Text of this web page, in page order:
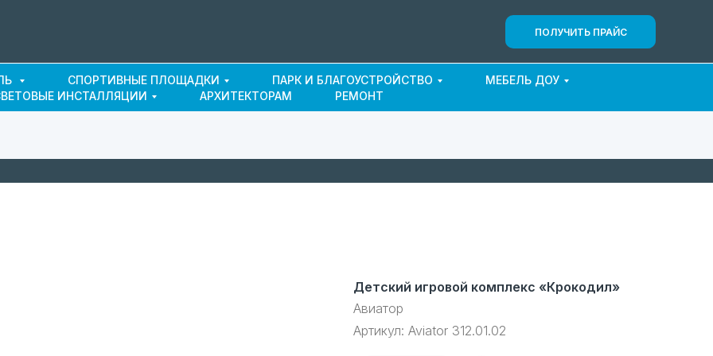
ПОЛУЧИТЬ ПРАЙС
СПОРТИВНЫЕ ПЛОЩАДКИ ПАРК И БЛАГОУСТРОЙСТВО
МЕБЕЛЬ ДОУ
ИНСТАЛЛЯЦИИ
АРХИТЕКТОРАМ РЕМОНТ
Детский игровой комплекс «Крокодил»
Авиатор
Артикул: Aviator 312.01.02